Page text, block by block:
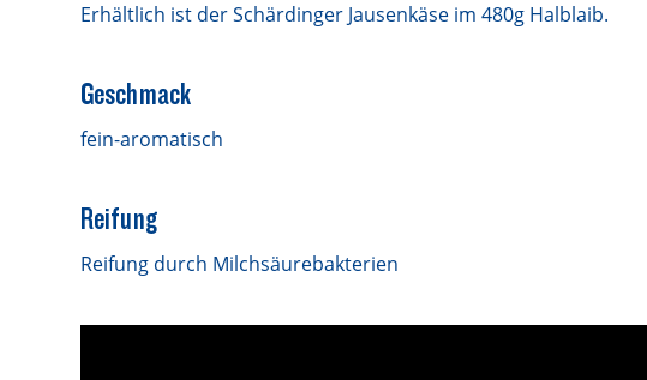
Erhältlich ist der Schärdinger Jausenkäse im 480g Halblaib.
Geschmack
fein-aromatisch
Reifung
Reifung durch Milchsäurebakterien